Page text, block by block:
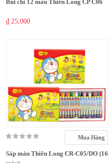
Bút chì 12 màu Thiên Long CP C06
₫ 25,000
Mua Hàng
Sáp màu Thiên Long CR-C05/DO (16